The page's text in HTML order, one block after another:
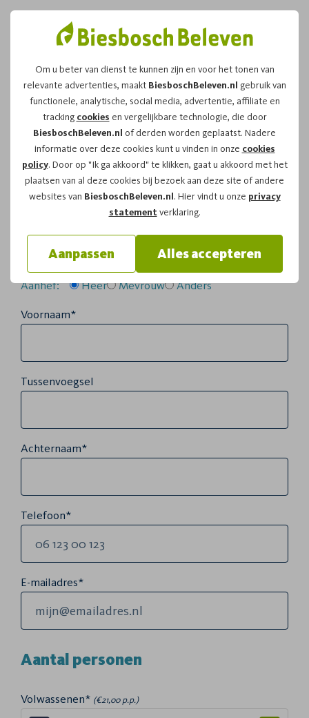
Om u beter van dienst te kunnen zijn en voor het tonen van
relevante advertenties, maakt BiesboschBeleven.nl gebruik van
functionele, analytische, social media, advertentie, affiliate en
tracking cookies en vergelijkbare technologie, die door
BiesboschBeleven.nl of derden worden geplaatst. Nadere
informatie over deze cookies kunt u vinden in onze cookies
policy. Door op "Ik ga akkoord" te klikken, gaat u akkoord met het
plaatsen van al deze cookies bij bezoek aan deze site of andere
websites van BiesboschBeleven.nl. Hier vindt u onze privacy
statementverklaring.
Aanpassen Alles accepteren
Leuk dat u kiest voor dit
arrangement!
Om te reserveren voor de Fluistertochtvaartocht op
zaterdag 11-04-2026om 12:00vragen wij u
onderstaand formulier in te vullen.
Uw gegevens:
Aanhef: Heer Mevrouw Anders
Voornaam*
Tussenvoegsel
Achternaam*
Telefoon*
E-mailadres*
Aantal personen
Volwassenen* (€21,00 p.p.)